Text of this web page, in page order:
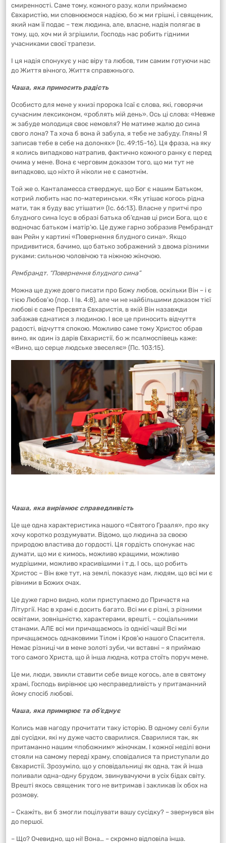
смиренності. Саме тому, кожного разу, коли приймаємо
Євхаристію, ми сповнюємося надією, бо ж ми грішні, і священик,
який нам її подає – теж людина, але, власне, надія полягає в
тому, що, хоч ми й згрішили, Господь нас робить гідними
учасниками своєї трапези.
І ця надія спонукує у нас віру та любов, тим самим готуючи нас
до Життя вічного, Життя справжнього.
Чаша, яка приносить радість
Особисто для мене у книзі пророка Ісаї є слова, які, говорячи
сучасним лексиконом, «роблять мій день». Ось ці слова: «Невже
ж забуде молодиця своє немовля? Не матиме жалю до сина
свого лона? Та хоча б вона й забула, я тебе не забуду. Глянь! Я
записав тебе в себе на долонях» (Іс. 49:15-16). Ця фраза, на яку
я колись випадково натрапив, фактично кожного ранку є перед
очима у мене. Вона є черговим доказом того, що ми тут не
випадково, що ніхто й ніколи не є самотнім.
Той же о. Канталамесса стверджує, що Бог є нашим Батьком,
котрий любить нас по-материнськи. «Як утішає когось рідна
мати, так я буду вас утішати» (Іс. 66:13). Власне у притчі про
блудного сина Ісус в образі батька об’єднав ці риси Бога, що є
водночас батьком і матір’ю. Це дуже гарно зобразив Рембрандт
ван Рейн у картині «Повернення блудного сина». Якщо
придивитися, бачимо, що батько зображений з двома різними
руками: сильною чоловічою та ніжною жіночою.
Рембрандт. “Повернення блудного сина”
Можна ще дуже довго писати про Божу любов, оскільки Він – і є
тією Любов’ю (пор. І Ів. 4:8), але чи не найбільшими доказом тієї
любові є саме Пресвята Євхаристія, в якій Він назавжди
забажав єднатися з людиною. І все це приносить відчуття
радості, відчуття спокою. Можливо саме тому Христос обрав
вино, як один із дарів Євхаристії, бо ж псалмоспівець каже:
«Вино, що серце людське звеселяє» (Пс. 103:15).
Чаша, яка вирівнює справедливість
Це ще одна характеристика нашого «Святого Грааля», про яку
хочу коротко роздумувати. Відомо, що людина за своєю
природою властива до гордості. Ця гордість спонукає нас
думати, що ми є кимось, можливо кращими, можливо
мудрішими, можливо красивішими і т.д. І ось, що робить
Христос – Він вже тут, на землі, показує нам, людям, що всі ми є
рівними в Божих очах.
Це дуже гарно видно, коли приступаємо до Причастя на
Літургії. Нас в храмі є досить багато. Всі ми є різні, з різними
освітами, зовнішністю, характерами, врешті, – соціальними
станами. АЛЕ всі ми причащаємось із однієї чаші! Всі ми
причащаємось однаковими Тілом і Кров’ю нашого Спасителя.
Немає різниці чи в мене золоті зуби, чи вставні – я приймаю
того самого Христа, що й інша людна, котра стоїть поруч мене.
Це ми, люди, звикли ставити себе вище когось, але в святому
храмі, Господь вирівнює цю несправедливість у притаманний
йому спосіб любові.
Чаша, яка примирює та об’єднує
Колись мав нагоду прочитати таку історію. В одному селі були
дві сусідки, які ну дуже часто сварилися. Сварилися так, як
притаманно нашим «побожним» жіночкам. І кожної неділі вони
стояли на самому переді храму, сповідалися та приступали до
Євхаристії. Зрозуміло, що у сповідальниці як одна, так й інша
поливали одна-одну брудом, звинувачуючи в усіх бідах світу.
Врешті якось священик того не витримав і закликав їх обох на
розмову.
– Скажіть, ви б змогли поцілувати вашу сусідку? – звернувся він
до першої.
– Що? Очевидно, що ні! Вона… – скромно відповіла інша.